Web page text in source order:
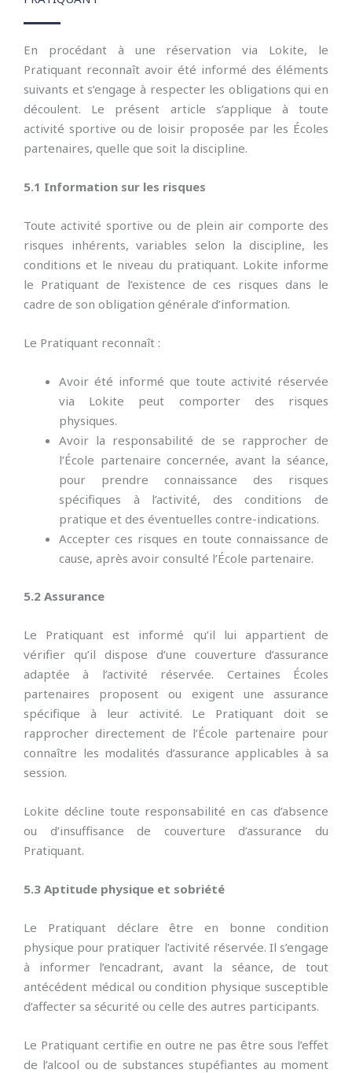
En procédant à une réservation via Lokite, le
Pratiquant reconnaît avoir été informé des éléments
suivants et s’engage à respecter les obligations qui en
découlent. Le présent article s’applique à toute
activité sportive ou de loisir proposée par les Écoles
partenaires, quelle que soit la discipline.
5.1 Information sur les risques
Toute activité sportive ou de plein air comporte des
risques inhérents, variables selon la discipline, les
conditions et le niveau du pratiquant. Lokite informe
le Pratiquant de l’existence de ces risques dans le
cadre de son obligation générale d’information.
Le Pratiquant reconnaît :
Avoir été informé que toute activité réservée
via Lokite peut comporter des risques
physiques.
Avoir la responsabilité de se rapprocher de
l’École partenaire concernée, avant la séance,
pour prendre connaissance des risques
spécifiques à l’activité, des conditions de
pratique et des éventuelles contre-indications.
Accepter ces risques en toute connaissance de
cause, après avoir consulté l’École partenaire.
5.2 Assurance
Le Pratiquant est informé qu’il lui appartient de
vérifier qu’il dispose d’une couverture d’assurance
adaptée à l’activité réservée. Certaines Écoles
partenaires proposent ou exigent une assurance
spécifique à leur activité. Le Pratiquant doit se
rapprocher directement de l’École partenaire pour
connaître les modalités d’assurance applicables à sa
session.
Lokite décline toute responsabilité en cas d’absence
ou d’insuffisance de couverture d’assurance du
Pratiquant.
5.3 Aptitude physique et sobriété
Le Pratiquant déclare être en bonne condition
physique pour pratiquer l’activité réservée. Il s’engage
à informer l’encadrant, avant la séance, de tout
antécédent médical ou condition physique susceptible
d’affecter sa sécurité ou celle des autres participants.
Le Pratiquant certifie en outre ne pas être sous l’effet
de l’alcool ou de substances stupéfiantes au moment